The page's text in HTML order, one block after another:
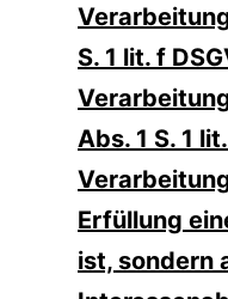
S. 1 lit. f
Abs. 1 S. 1
Erfüllung
ist, sondern